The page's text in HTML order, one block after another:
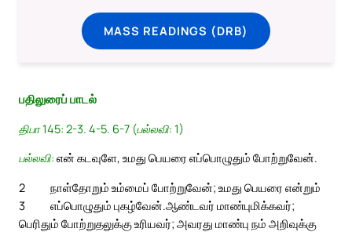
MASS READINGS (DRB)
பதிலுரைப் பாடல்
திபா 145: 2-3. 4-5. 6-7 (பல்லவி: 1)
பல்லவி: என் கடவுளே, உமது பெயரை எப்பொழுதும் போற்றுவேன்.
2
நாள்தோறும் உம்மைப் போற்றுவேன்; உமது பெயரை என்றும்
எப்பொழுதும் புகழ்வேன்.
3
ஆண்டவர் மாண்புமிக்கவர்;
பெரிதும் போற்றுதலுக்கு உரியவர்; அவரது மாண்பு நம் அறிவுக்கு